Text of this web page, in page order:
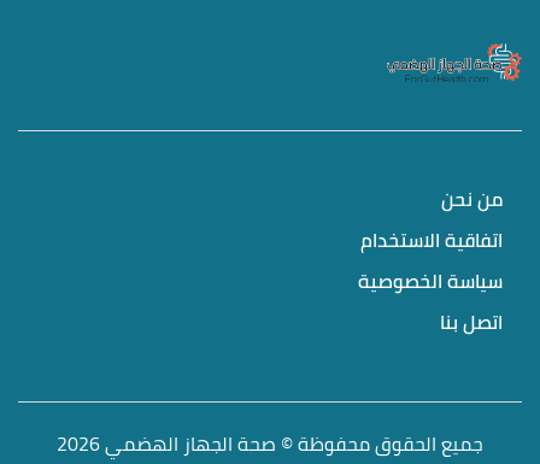
من نحن
اتفاقية الاستخدام
سياسة الخصوصية
اتصل بنا
جميع الحقوق محفوظة © صحة الجهاز الهضمي 2026